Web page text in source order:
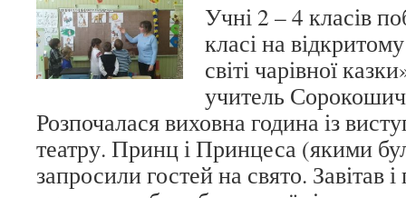
Учні 2 – 4 класів
класі на
світі чарівної
учитель
Розпочалася виховна година із
театру. Принц і Принцеса (якими
запросили гостей на свято. Завітав